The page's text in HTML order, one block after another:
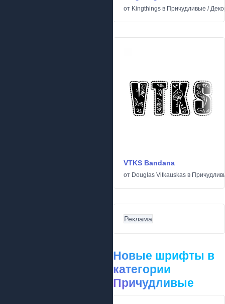
от Kingthings в Причудливые /
VTKS Bandana
от Douglas Vitkauskas в
Реклама
Новые шрифты в
категории
Причудливые